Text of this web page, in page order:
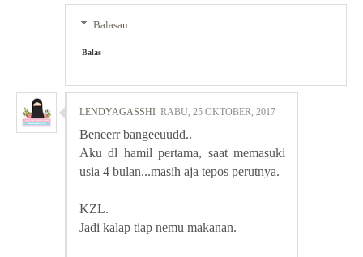
Balasan
Balas
LENDYAGASSHI RABU, 25 OKTOBER, 2017
Beneerr bangeeuudd..
Aku dl hamil pertama, saat memasuki
usia 4 bulan...masih aja tepos perutnya.
KZL.
Jadi kalap tiap nemu makanan.